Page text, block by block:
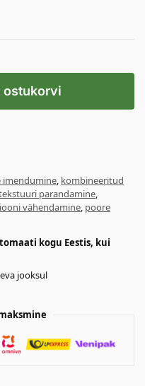
ostukorvi
imendumine, kombineeritud
parandamine,
vähendamine, poore
kogu Eestis, kui
jooksul